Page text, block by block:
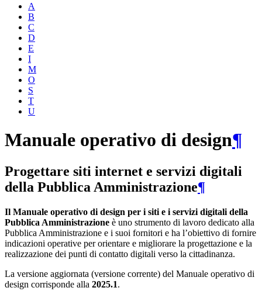
A
B
C
D
E
I
M
O
S
T
U
Manuale operativo di design¶
Progettare siti internet e servizi digitali
della Pubblica Amministrazione¶
Il Manuale operativo di design per i siti e i servizi digitali della
Pubblica Amministrazione è uno strumento di lavoro dedicato alla
Pubblica Amministrazione e i suoi fornitori e ha l’obiettivo di fornire
indicazioni operative per orientare e migliorare la progettazione e la
realizzazione dei punti di contatto digitali verso la cittadinanza.
La versione aggiornata (versione corrente) del Manuale operativo di
design corrisponde alla 2025.1.